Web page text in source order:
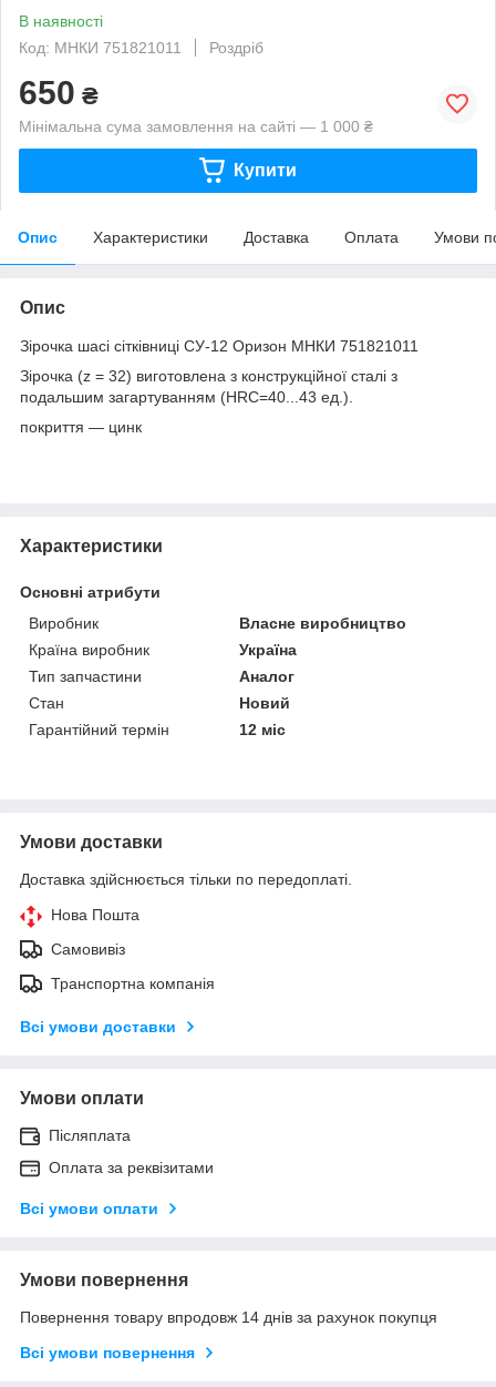
В наявності
Код: МНКИ 751821011
Роздріб
650 ₴
Мінімальна сума замовлення на сайті — 1 000 ₴
Купити
Опис Характеристики Доставка Оплата Умови
Опис
Зірочка шасі сітківниці СУ-12 Оризон МНКИ 751821011
Зірочка (z = 32) виготовлена з конструкційної сталі з
подальшим загартуванням (HRC=40...43 ед.).
покриття — цинк
Характеристики
Основні атрибути
Виробник
Власне виробництво
Країна виробник
Україна
Тип запчастини
Аналог
Стан
Новий
Гарантійний термін
12 міс
Умови доставки
Доставка здійснюється тільки по передоплаті.
Нова Пошта
Самовивіз
Транспортна компанія
Всі умови доставки
Умови оплати
Післяплата
Оплата за реквізитами
Всі умови оплати
Умови повернення
Повернення товару впродовж 14 днів за рахунок покупця
Всі умови повернення